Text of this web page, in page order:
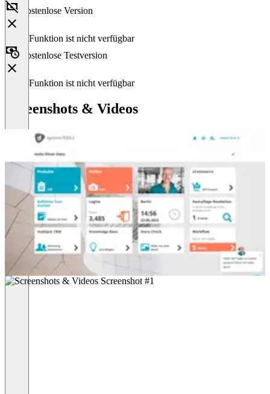
Kostenlose Version
Diese Funktion ist nicht verfügbar
Kostenlose Testversion
Diese Funktion ist nicht verfügbar
Screenshots & Videos